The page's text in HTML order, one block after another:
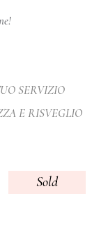
SERVIZIO
E RISVEGLIO
Sold